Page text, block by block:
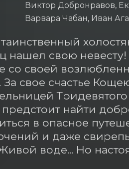
Виктор Добронравов,
Варвара Чабан, Иван
нашел свою невесту!
со своей
За свое счастье
найти
в опасное
и даже
воде... Но